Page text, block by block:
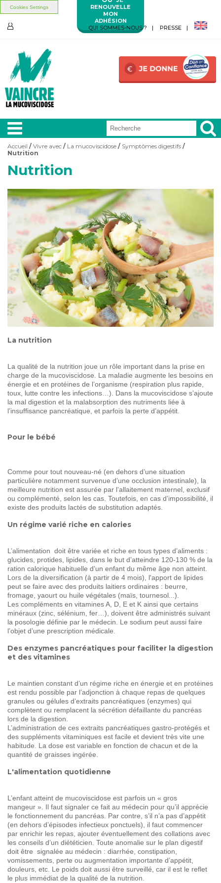
Cookies Settings
Aller au contenu principal
Aller au menu principal
RENOUVELLE
MON
ADHÉSION
QUI SOMMES-NOUS ?
PRESSE
UNE
VIVRE AVEC
SOIGNER AUJOURD'HUI
GUÉRIR DEMAIN
AGIR ENSEMBLE
60 ANS DE COMBAT
Vous êtes ici
Accueil / Vivre avec / La mucoviscidose / Symptômes digestifs /
Nutrition
Nutrition
La nutrition
La qualité de la nutrition joue un rôle important dans la prise en
charge de la mucoviscidose. La maladie augmente les besoins en
énergie et en protéines de l’organisme (respiration plus rapide,
toux, lutte contre les infections…). Dans la mucoviscidose s’ajoute
la mal digestion et la malabsorption des nutriments liée à
l’insuffisance pancréatique, et parfois la perte d’appétit.
Pour le bébé
Comme pour tout nouveau-né (en dehors d’une situation
particulière notamment survenue d’une occlusion intestinale), la
meilleure nutrition est assurée par l’allaitement maternel, exclusif
ou complémenté, selon les cas. Toutefois, en cas d’impossibilité, il
existe des produits lactés de substitution adaptés.
Un régime varié riche en calories
L’alimentation doit être variée et riche en tous types d’aliments :
glucides, protides, lipides, dans le but d’atteindre 120-130 % de la
ration calorique habituelle d’un enfant du même âge non atteint.
Lors de la diversification (à partir de 4 mois), l'apport de lipides
peut se faire avec des produits laitiers ordinaires : beurre,
fromage, yaourt ou huile végétales (maïs, tournesol...).
Les compléments en vitamines A, D, E et K ainsi que certains
minéraux (zinc, sélénium, fer…), doivent être administrés suivant
la posologie définie par le médecin. Le sodium peut aussi faire
l’objet d’une prescription médicale.
Des enzymes pancréatiques pour faciliter la digestion
et des vitamines
Le maintien constant d’un régime riche en énergie et en protéines
est rendu possible par l’adjonction à chaque repas de quelques
granules ou gélules d’extraits pancréatiques (enzymes) qui
complètent ou remplacent la sécrétion défaillante du pancréas
lors de la digestion.
L’administration de ces extraits pancréatiques gastro-protégés et
des suppléments vitaminiques est facile et devient très vite une
habitude. La dose est variable en fonction de chacun et de la
quantité de graisses ingérée.
L'alimentation quotidienne
L’enfant atteint de mucoviscidose est parfois un « gros
mangeur ». Il faut signaler ce fait au médecin pour qu’il apprécie
le fonctionnement du pancréas. Par contre, s’il n’a pas d’appétit
(en dehors d’épisodes infectieux ponctuels), il faut commencer
par enrichir les repas, ajouter éventuellement des collations avec
les conseils d’un diététicien. Toute anomalie sur le plan digestif
doit être signalée au médecin : diarrhée, constipation,
vomissements, perte ou augmentation importante d’appétit,
douleurs, etc. Le poids doit aussi être surveillé, car il est le reflet
le plus immédiat de la qualité de la nutrition.